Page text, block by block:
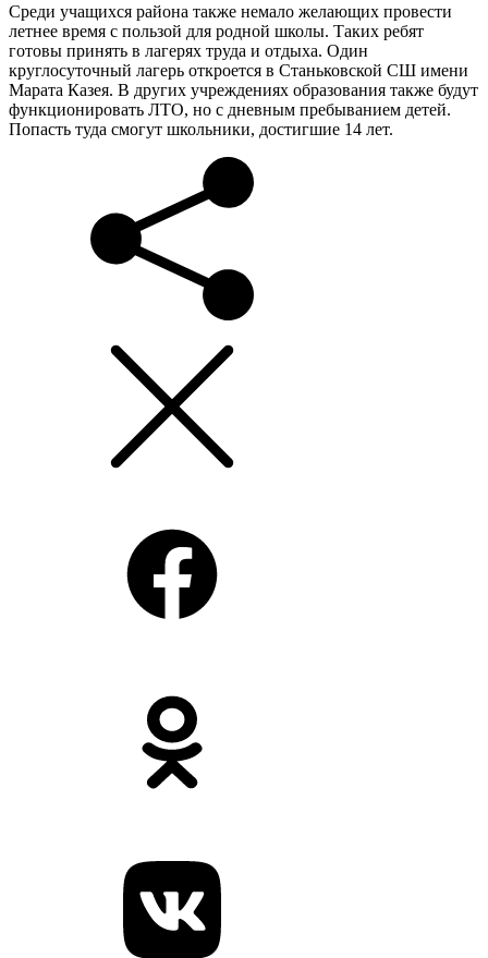
Среди учащихся района также немало желающих провести
летнее время с пользой для родной школы. Таких ребят
готовы принять в лагерях труда и отдыха. Один
круглосуточный лагерь откроется в Станьковской СШ имени
Марата Казея. В других учреждениях образования также будут
функционировать ЛТО, но с дневным пребыванием детей.
Попасть туда смогут школьники, достигшие 14 лет.